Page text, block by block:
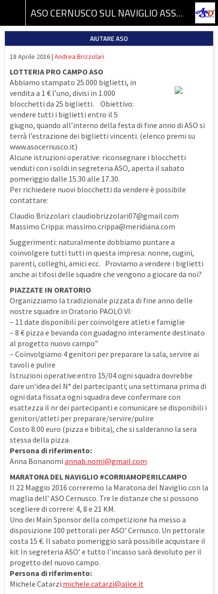
ASO CERNUSCO SUL NAVIGLIO ASSOCIAZIONE SPORTIVA DILETTANTISTICA
AIUTARE ASO
18 Aprile 2016 | Andrea Brizzolari
LOTTERIA PRO CAMPO ASO
Abbiamo stampato 25.000 biglietti, in
vendita a 1 € l’uno, divisi in 1.000
blocchetti da 25 biglietti. Obiettivo:
vendere tutti i biglietti entro il 5
giugno, quando all’interno della festa di fine anno di ASO si
terrà l’estrazione dei biglietti vincenti. (elenco premi su
www.asocernusco.it)
Alcune istruzioni operative: riconsegnare i blocchetti
venduti con i soldi in segreteria ASO, aperta il sabato
pomeriggio dalle 15.30 alle 17.30.
Per richiedere nuovi blocchetti da vendere è possibile
contattare:
Claudio Brizzolari: claudiobrizzolari07@gmail.com
Massimo Crippa: massimo.crippa@meridiana.com
Suggerimenti: naturalmente dobbiamo puntare a
coinvolgere tutti tutti in questa impresa: nonne, cugini,
parenti, colleghi, amici ecc. Proviamo a vendere i biglietti
anche ai tifosi delle squadre che vengono a giocare da noi?
PIAZZATE IN ORATORIO
Organizziamo la tradizionale pizzata di fine anno delle
nostre squadre in Oratorio PAOLO VI:
– 11 date disponibili per coinvolgere atleti e famiglie
– 8 € pizza e bevanda con guadagno interamente destinato
al progetto nuovo campo”
– Coinvolgiamo 4 genitori per preparare la sala, servire ai
tavoli e pulire
Istruzioni operative:entro 15/04 ogni squadra dovrebbe
dare un’idea del N° dei partecipanti; una settimana prima di
ogni data fissata ogni squadra deve confermare con
esattezza il nr dei partecipanti e comunicare se disponibili i
genitori/atleti per preparare/servire/pulire
Costo 8.00 euro (pizza e bibita), che si salderanno la sera
stessa della pizza.
Persona di riferimento:
Anna Bonanomi annab.nomi@gmail.com
MARATONA DEL NAVIGLIO #CORRIAMOPERILCAMPO
Il 22 Maggio 2016 correremo la Maratona del Naviglio con la
maglia dell’ ASO Cernusco. Tre le distanze che si possono
scegliere di correre: 4, 8 e 21 KM.
Uno dei Main Sponsor della competizione ha messo a
disposizione 100 pettorali per ASO’ Cernusco. Un pettorale
costa 15 €. Il sabato pomeriggio sarà possibile acquistare il
kit In segreteria ASO’ e tutto l’incasso sarà devoluto per il
progetto del nuovo campo.
Persona di riferimento:
Michele Catarzi:michele.catarzi@alice.it